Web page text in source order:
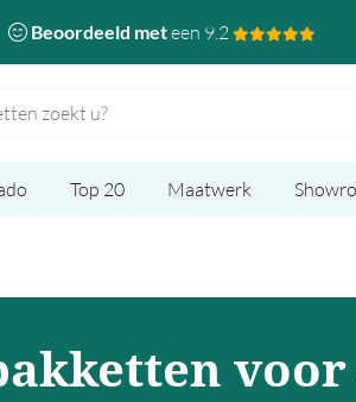
Beoordeeld meteen 9.2
Top 20 Maatwerk
voor